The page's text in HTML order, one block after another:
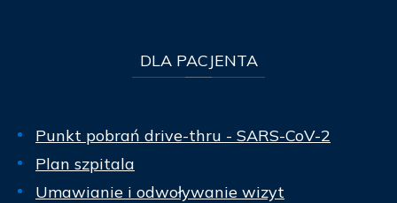
DLAPACJENTA
Punkt pobrań drive-thru - SARS-CoV-2
Plan szpitala
Umawianie i odwoływanie wizyt